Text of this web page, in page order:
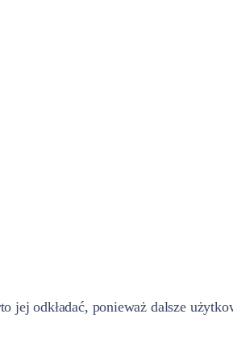
odkładać, ponieważ dalsze